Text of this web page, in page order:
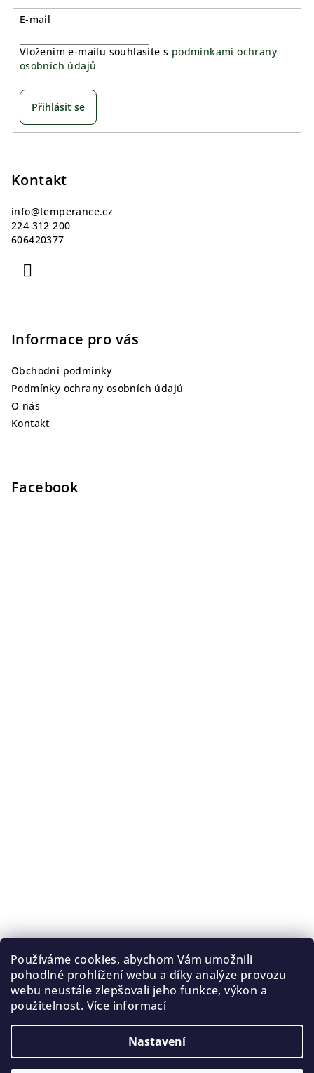
Používáme cookies, abychom Vám umožnili
pohodlné prohlížení webu a díky analýze provozu
webu neustále zlepšovali jeho funkce, výkon a
použitelnost. Více informací
Nastavení
E-mail
Vložením e-mailu souhlasíte s podmínkami ochrany
osobních údajů
Přihlásit se
Kontakt
info@temperance.cz
224 312 200
606420377
Informace pro vás
Obchodní podmínky
Podmínky ochrany osobních údajů
O nás
Kontakt
Facebook